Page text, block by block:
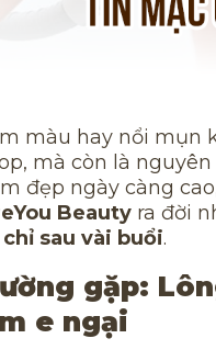
màu hay nổi
mà còn là
đẹp ngày càng
Beauty ra đời
sau vài buổi.
gặp:
e ngại